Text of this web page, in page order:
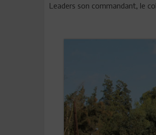
Leaders son commandant, le